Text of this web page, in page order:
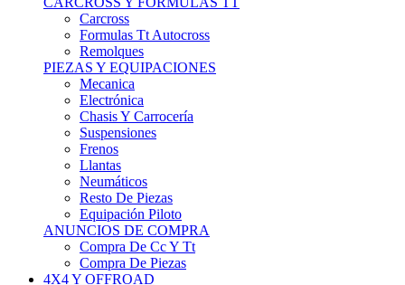
Carcross
Formulas Tt Autocross
Remolques
PIEZAS Y EQUIPACIONES
Mecanica
Electrónica
Chasis Y Carrocería
Suspensiones
Frenos
Llantas
Neumáticos
Resto De Piezas
Equipación Piloto
ANUNCIOS DE COMPRA
Compra De Cc Y Tt
Compra De Piezas
4X4 Y OFFROAD